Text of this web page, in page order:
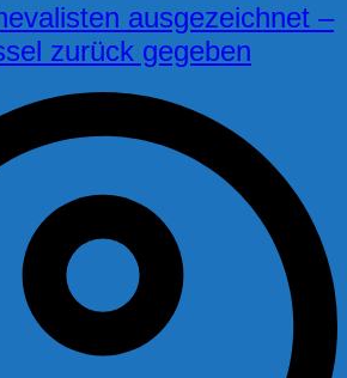
ausgezeichnet –
zurück gegeben